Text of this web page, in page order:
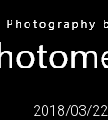
2018/03/22